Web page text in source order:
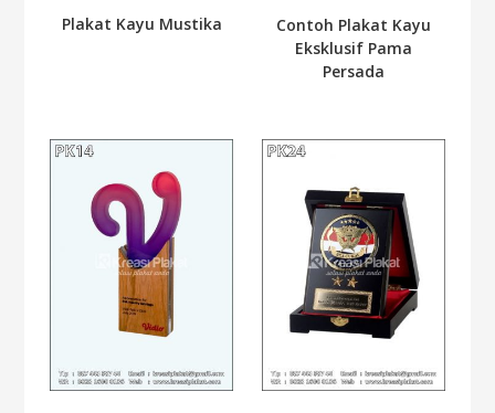
Plakat Kayu Mustika
Contoh Plakat Kayu
Eksklusif Pama
Persada